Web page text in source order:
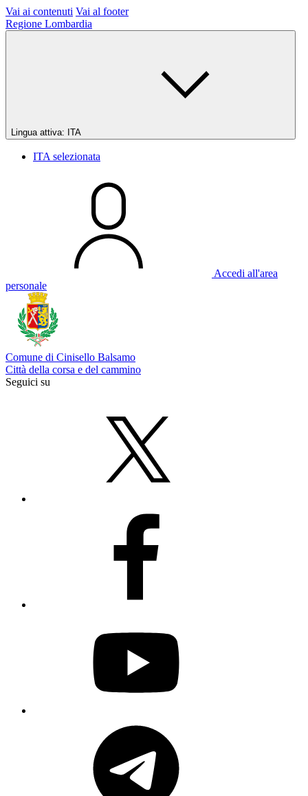
Vai ai contenuti Vai al footer
Regione Lombardia
Lingua attiva: ITA
ITA selezionata
Accedi all'area
personale
Comune di Cinisello Balsamo
Città della corsa e del cammino
Seguici su